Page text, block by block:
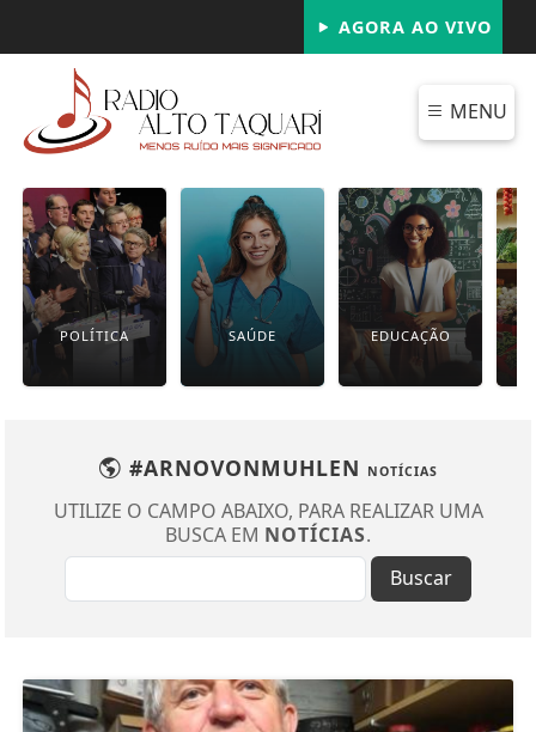
AGORA AO VIVO
MENU
POLÍTICA SAÚDE EDUCAÇÃO
#ARNOVONMUHLEN NOTÍCIAS
UTILIZE O CAMPO ABAIXO, PARA REALIZAR UMA
BUSCA EM NOTÍCIAS.
Buscar